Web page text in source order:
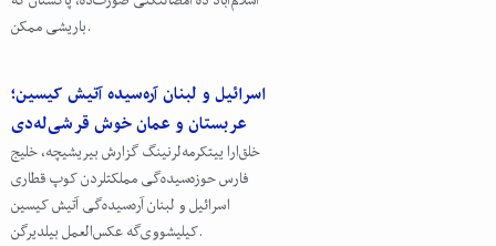
باریشی ممکن.
اسرائیل و لبنان آره‌سیده آتیش کیسین؛
عربستان و عمان خوش قرشی‌له‌دی
خلق‌ارا ییتکرمه‌لر‌نینگ گزارش بیریشیچه، خلیج
فارس حوزه‌سیده‌گی مملکتلردن کوپ قطاری
اسرائیل و لبنان آره‌سیده‌گی آتیش کیسین
کیلیشوو‌ی‌گه عکس‌العمل بیلدیرگن.